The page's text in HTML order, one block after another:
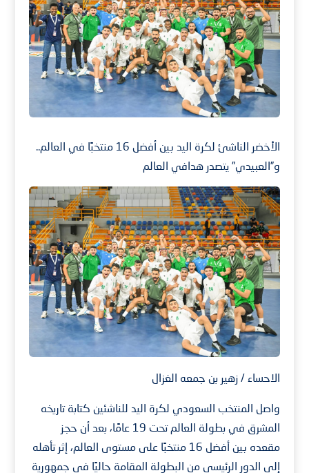
الأخضر الناشئ لكرة اليد بين أفضل 16 منتخبًا في العالم..
و”العبيدي” يتصدر هدافي العالم
الاحساء / زهير بن جمعه الغزال
واصل المنتخب السعودي لكرة اليد للناشئين كتابة تاريخه
المشرق في بطولة العالم تحت 19 عامًا، بعد أن حجز
مقعده بين أفضل 16 منتخبًا على مستوى العالم، إثر تأهله
إلى الدور الرئيسي من البطولة المقامة حاليًا في جمهورية